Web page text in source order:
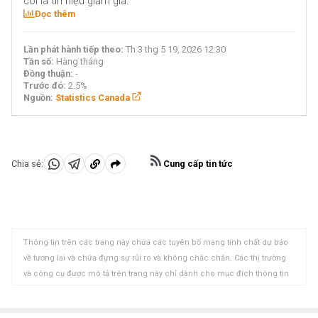
Đọc thêm
Lần phát hành tiếp theo: Th 3 thg 5 19, 2026 12:30
Tần số: Hàng tháng
Đồng thuận: -
Trước đó: 2.5%
Nguồn: Statistics Canada
Chia sẻ:
Chia Chia Sao
tạm
Cung cấp tin tức
Thông tin trên các trang này chứa các tuyên bố mang tính chất dự báo
về tương lai và chứa đựng sự rủi ro và không chắc chắn. Các thị trường
và công cụ được mô tả trên trang này chỉ dành cho mục đích thông tin